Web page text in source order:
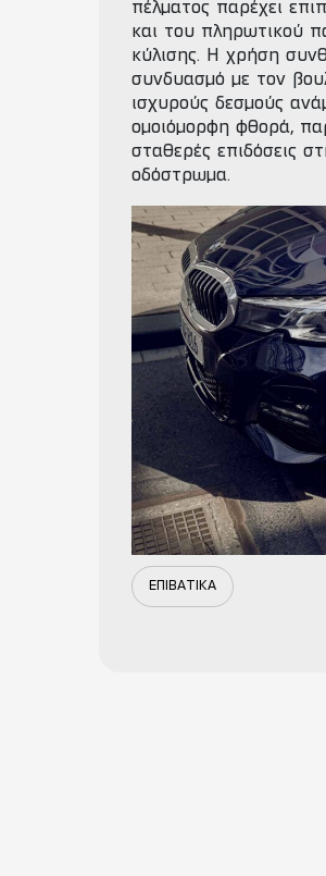
πέλματος παρέχει
και του πληρωτικού
κύλισης. Η χρήση
συνδυασμό με τον
ισχυρούς δεσμούς
ομοιόμορφη φθορά,
σταθερές επιδόσεις
οδόστρωμα.
ΕΠΙΒΑΤΙΚΑ